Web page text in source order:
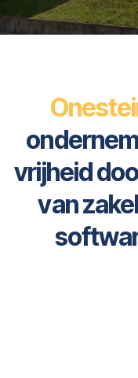
vrijheid
van